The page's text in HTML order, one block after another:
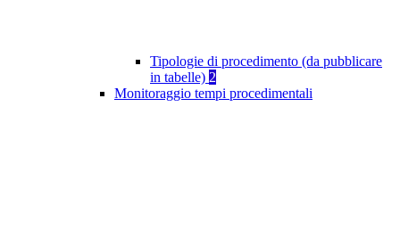
Tipologie di procedimento (da pubblicare
in tabelle) 2
Monitoraggio tempi procedimentali